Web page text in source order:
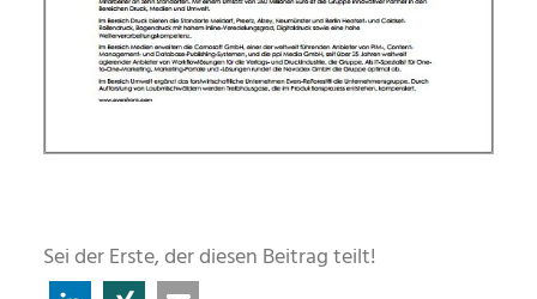
Sei der Erste, der diesen Beitrag teilt!